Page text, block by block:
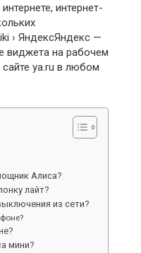
интернет-
› ЯндексЯндекс —
виджета на рабочем
ya.ru в любом
Алиса?
лайт?
из сети?
мини?